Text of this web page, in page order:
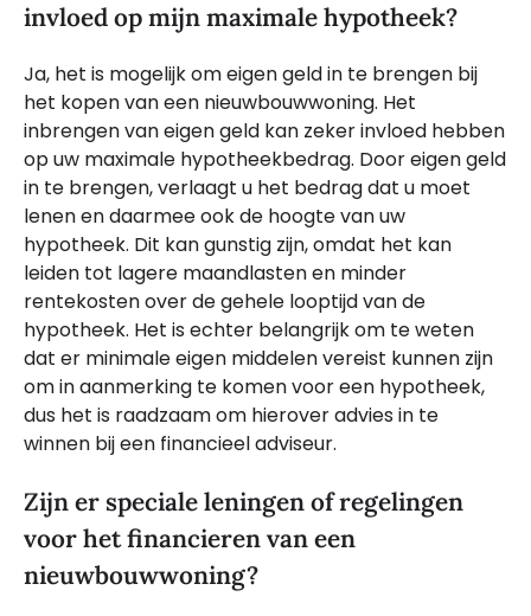
invloed op mijn maximale hypotheek?
Ja, het is mogelijk om eigen geld in te brengen bij
het kopen van een nieuwbouwwoning. Het
inbrengen van eigen geld kan zeker invloed hebben
op uw maximale hypotheekbedrag. Door eigen geld
in te brengen, verlaagt u het bedrag dat u moet
lenen en daarmee ook de hoogte van uw
hypotheek. Dit kan gunstig zijn, omdat het kan
leiden tot lagere maandlasten en minder
rentekosten over de gehele looptijd van de
hypotheek. Het is echter belangrijk om te weten
dat er minimale eigen middelen vereist kunnen zijn
om in aanmerking te komen voor een hypotheek,
dus het is raadzaam om hierover advies in te
winnen bij een financieel adviseur.
Zijn er speciale leningen of regelingen
voor het financieren van een
nieuwbouwwoning?